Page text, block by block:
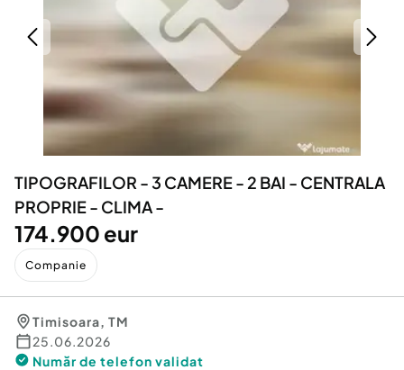
Servicii
Animale de companie
Afaceri și echipamente profesionale
Inchiriere Bunuri si Vehicule
Utilaje agricole si industriale
Piese auto si accesorii
Dacia Duster
TIPOGRAFILOR - 3 CAMERE - 2 BAI - CENTRALA
PROPRIE - CLIMA -
174.900 eur
Companie
Timisoara, TM
25.06.2026
Număr de telefon validat